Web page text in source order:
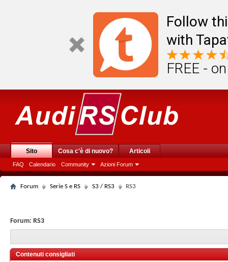
Follow
with
FREE -
Sito
FAQ Calendario Community Azioni Forum
Cosa c'è di nuovo? Articoli
Forum Serie S e RS S3 / RS3 RS3
Forum: RS3
Contenuti consigliati